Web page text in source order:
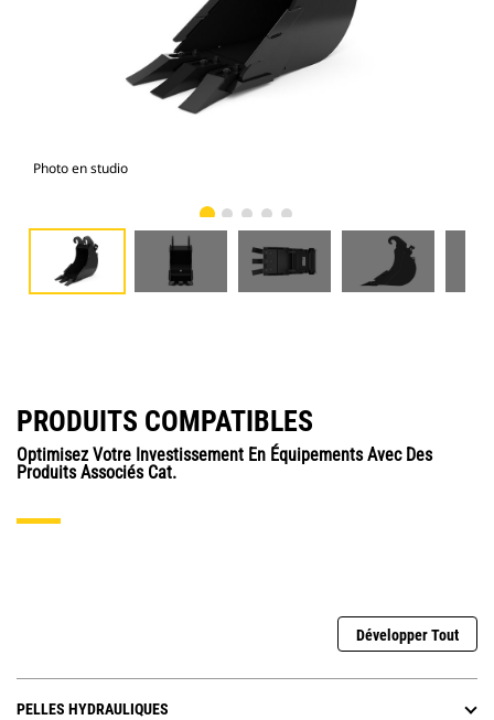
Photo en studio
PRODUITS COMPATIBLES
Optimisez Votre Investissement En Équipements Avec Des
Produits Associés Cat.
Développer Tout
PELLES HYDRAULIQUES